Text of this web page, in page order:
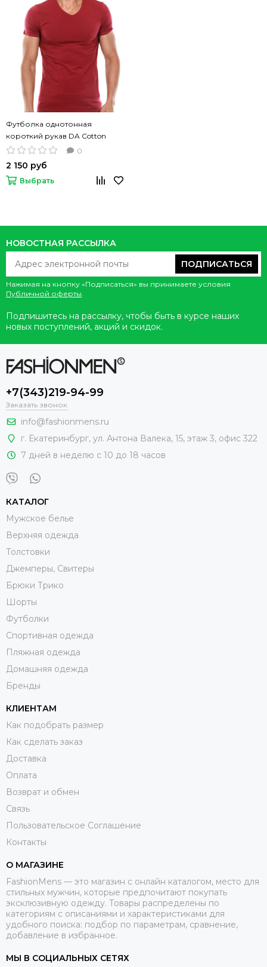
Футболка однотонная
короткий рукав DA Cotton
Modal бордовая
0
2 150 руб
Выбрать
НОВОСТНАЯ РАССЫЛКА
ПОДПИСАТЬСЯ
Нажимая на кнопку «Подписаться» вы принимаете условия
Публичной оферты
Подпишитесь на рассылку, чтобы быть в курсе наших
новых поступлений, акций и скидок.
+7(343)219-94-99
Заказать звонок
info@fashionmens.ru
г. Екатеринбург, ул. Антона Валека, 15, этаж 3, офис 322
7 дней в неделю с 10 до 18 часов
КАТАЛОГ
Мужское белье
Верхняя одежда
Толстовки
Джемперы, Свитеры
Брюки Трико
Шорты
Футболки
Спортивная одежда
Пляжная одежда
Домашняя одежда
Бренды
КЛИЕНТАМ
Как подобрать размер
Как сделать заказ
Доставка
Оплата
Возврат и обмен
Связь
Пользовательское Соглашение
Контакты
О МАГАЗИНЕ
FashionMens — это магазин с онлайн каталогом, место для
стильных мужчин, которые предпочитают покупать
эксклюзивную одежду. Товары распределены по
категориям с описаниями и характеристиками для
удобного поиска: подбор по параметрам, сравнение,
добавление в избранное.
МЫ В СОЦИАЛЬНЫХ СЕТЯХ